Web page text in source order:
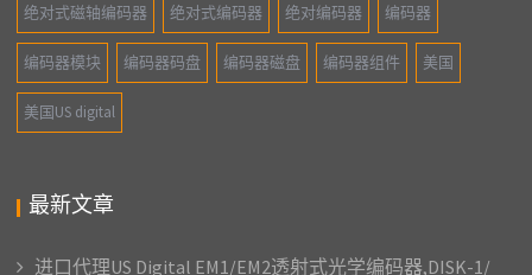
绝对式磁轴编码器 绝对式编码器 绝对编码器 编码器
编码器模块 编码器码盘 编码器磁盘 编码器组件 美国
美国US digital
最新文章
进口代理US Digital EM1/EM2透射式光学编码器,DISK-1/